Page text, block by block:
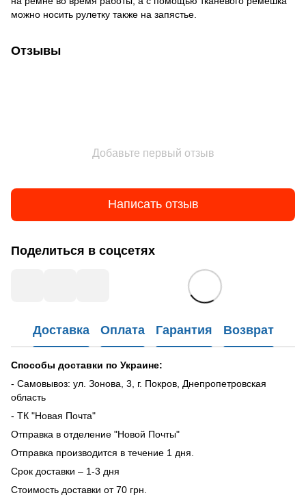
можно носить рулетку также на запястье.
Отзывы
Добавьте первый отзыв
Написать отзыв
Поделиться в соцсетях
Доставка Оплата Гарантия Возврат
Способы доставки по Украине:
- Самовывоз: ул. Зонова, 3, г. Покров, Днепропетровская
область
- ТК "Новая Почта"
Отправка в отделение "Новой Почты"
Отправка производится в течение 1 дня.
Срок доставки – 1-3 дня
Стоимость доставки от 70 грн.